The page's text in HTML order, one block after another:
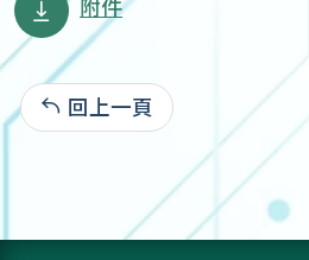
附件
回上一頁